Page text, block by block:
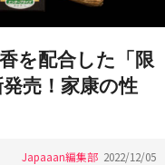
を配合した「限
売！家康の性
Japaaan編集部 2022/12/05